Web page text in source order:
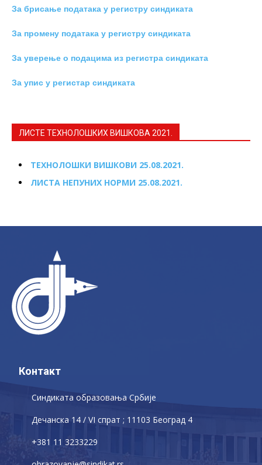
За брисање података у регистру синдиката
За промену података у регистру синдиката
За уверење о подацима из регистра синдиката
За упис у регистар синдиката
ЛИСТЕ ТЕХНОЛОШКИХ ВИШКОВА 2021.
ТЕХНОЛОШКИ ВИШКОВИ 25.08.2021.
ЛИСТА НЕПУНИХ НОРМИ 25.08.2021.
Контакт
Синдиката образовања Србије
Дечaнскa 14 / VI спрат ; 11103 Београд 4
+381 11 3233229